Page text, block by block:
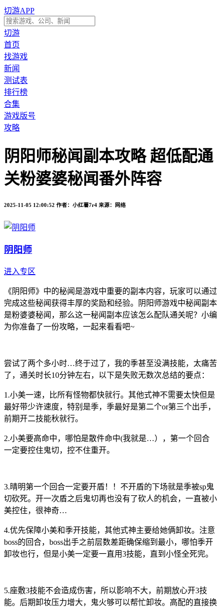
切游APP
切游
首页
找游戏
新闻
测试表
排行榜
合集
游戏版号
攻略
阴阳师秘闻副本攻略 超低配通
关粉婆婆秘闻番外阵容
2025-11-05 12:00:52 作者：小红薯7r4 来源：网络
阴阳师
进入专区
《阴阳师》中的秘闻是游戏中重要的副本内容，玩家可以通过
完成这些秘闻获得丰厚的奖励和经验。阴阳师游戏中秘闻副本
是粉婆婆秘闻，那么这一秘闻副本应该怎么配队通关呢？小编
为你准备了一份攻略，一起来看看吧~
尝试了两个多小时…终于过了，我的季甚至没满技能，太痛苦
了，通关时长10分钟左右，以下是失败无数次总结的要点：
1.小美一速，比所有怪物都快就行。其他式神不需要太快但是
最好带少许速度，特别是季，季最好是第二个or第三个出手，
前期开二技能秋就行。
2.小美要高命中，哪怕是散件命中(我就是…），第一个回合
一定要控住鬼切，控不住重开。
3.晴明第一个回合一定要开盾！！不开盾的下场就是季被sp鬼
切砍死。开一次盾之后鬼切再也没有了砍人的机会，一直被小
美控住，很神奇…
4.优先保障小美和季开技能，其他式神主要给她俩卸妆。注意
boss的回合，boss出手之前层数差距确保缩到最小，哪怕季开
卸妆也行，但是小美一定要一直用3技能，直到小怪全死完。
5.座敷3技能不会造成伤害，所以影响不大，前期放心开3技
能。后期卸妆压力增大，鬼火够可以帮忙卸妆。高配的直接换